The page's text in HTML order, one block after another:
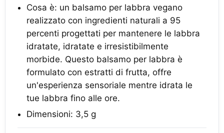
Cosa è: un balsamo per labbra vegano
realizzato con ingredienti naturali a 95
percenti progettati per mantenere le labbra
idratate, idratate e irresistibilmente
morbide. Questo balsamo per labbra è
formulato con estratti di frutta, offre
un'esperienza sensoriale mentre idrata le
tue labbra fino alle ore.
Dimensioni: 3,5 g